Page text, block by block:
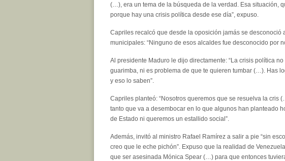
(…), era un tema de la búsqueda de la verdad. Esa situación,
porque hay una crisis política desde ese día”, expuso.
Capriles recalcó que desde la oposición jamás se
municipales: “Ninguno de esos alcaldes fue desconocido por
Al presidente Maduro le dijo directamente: “La crisis política
guarimba, ni es problema de que te quieren tumbar (…). Has
y eso lo saben”.
Capriles planteó: “Nosotros queremos que se resuelva la
tanto que va a desembocar en lo que algunos han planteado
de Estado ni queremos un estallido social”.
Además, invitó al ministro Rafael Ramírez a salir a pie “sin
creo que le eche pichón”. Expuso que la realidad de
que ser asesinada Mónica Spear (…) para que entonces